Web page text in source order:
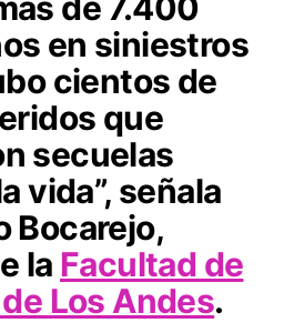
de 7.400
en siniestros
cientos de
que
secuelas
vida”, señala
Bocarejo,
la Facultad de
Los Andes.